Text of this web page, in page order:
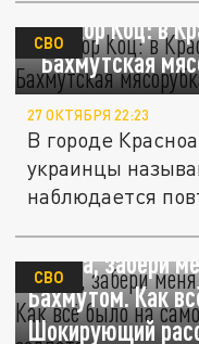
Военкор Коц: в
"Бахмутская
СВО
27 ОКТЯБРЯ 22:23
В городе
украинцы
наблюдается
"Мама, забери
Бахмутом. Как
Шокирующий
СВО